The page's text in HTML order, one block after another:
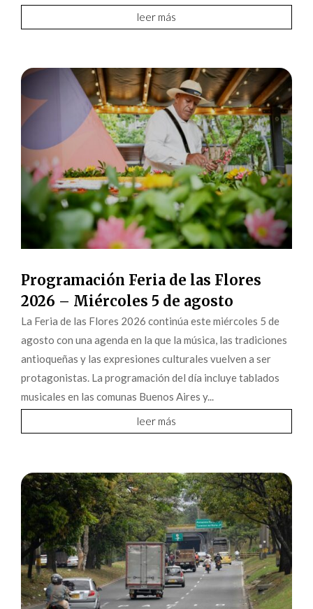
leer más
Programación Feria de las Flores
2026 – Miércoles 5 de agosto
La Feria de las Flores 2026 continúa este miércoles 5 de
agosto con una agenda en la que la música, las tradiciones
antioqueñas y las expresiones culturales vuelven a ser
protagonistas. La programación del día incluye tablados
musicales en las comunas Buenos Aires y...
leer más